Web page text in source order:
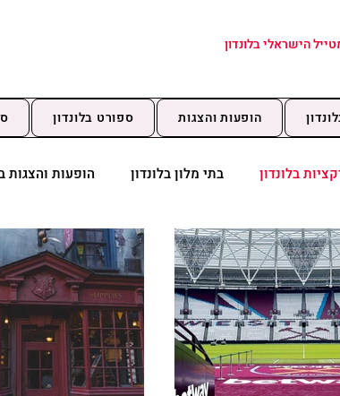
הישראלי בלונדון
הופעות והצגות ספורט בלונדון
בלונדון בתי מלון בלונדון הופעות והצגות